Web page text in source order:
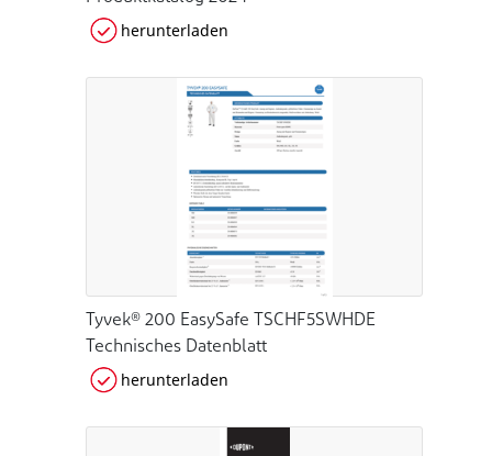
herunterladen
Tyvek® 200 EasySafe TSCHF5SWHDE
Technisches Datenblatt
herunterladen